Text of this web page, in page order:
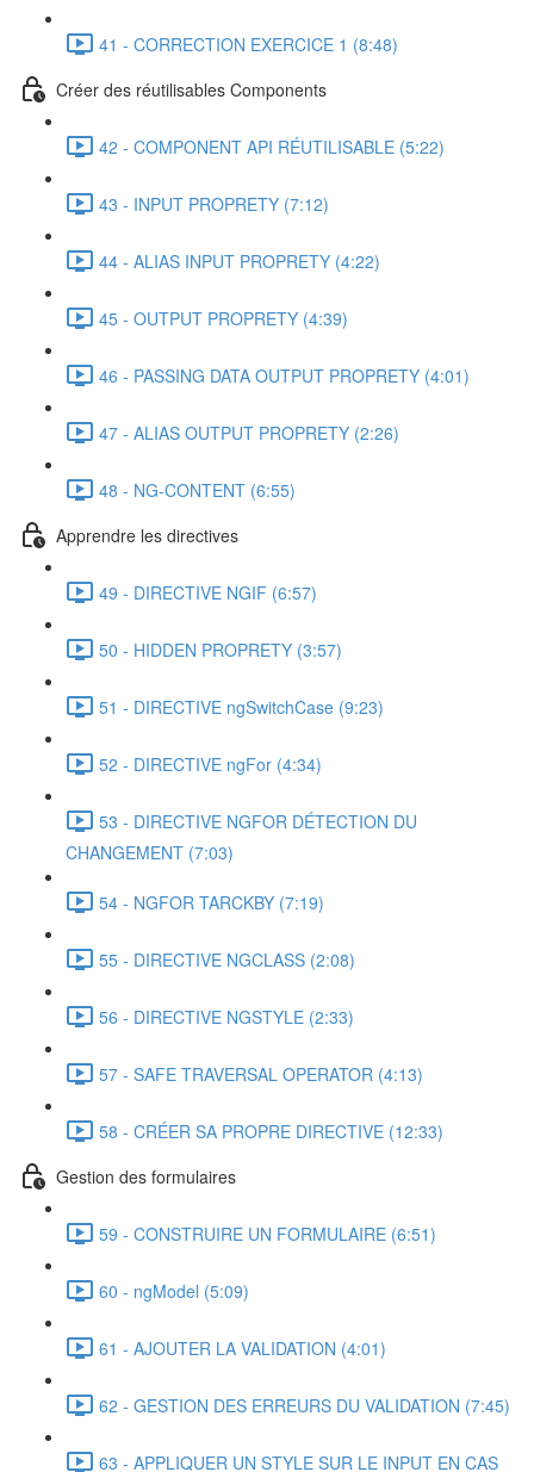
41 - CORRECTION EXERCICE 1 (8:48)
Créer des réutilisables Components
42 - COMPONENT API RÉUTILISABLE (5:22)
43 - INPUT PROPRETY (7:12)
44 - ALIAS INPUT PROPRETY (4:22)
45 - OUTPUT PROPRETY (4:39)
46 - PASSING DATA OUTPUT PROPRETY (4:01)
47 - ALIAS OUTPUT PROPRETY (2:26)
48 - NG-CONTENT (6:55)
Apprendre les directives
49 - DIRECTIVE NGIF (6:57)
50 - HIDDEN PROPRETY (3:57)
51 - DIRECTIVE ngSwitchCase (9:23)
52 - DIRECTIVE ngFor (4:34)
53 - DIRECTIVE NGFOR DÉTECTION DU
CHANGEMENT (7:03)
54 - NGFOR TARCKBY (7:19)
55 - DIRECTIVE NGCLASS (2:08)
56 - DIRECTIVE NGSTYLE (2:33)
57 - SAFE TRAVERSAL OPERATOR (4:13)
58 - CRÉER SA PROPRE DIRECTIVE (12:33)
Gestion des formulaires
59 - CONSTRUIRE UN FORMULAIRE (6:51)
60 - ngModel (5:09)
61 - AJOUTER LA VALIDATION (4:01)
62 - GESTION DES ERREURS DU VALIDATION (7:45)
63 - APPLIQUER UN STYLE SUR LE INPUT EN CAS